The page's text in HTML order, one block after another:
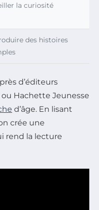
la curiosité
des histoires
d’éditeurs
Hachette Jeunesse
d’âge. En lisant
crée une
rend la lecture